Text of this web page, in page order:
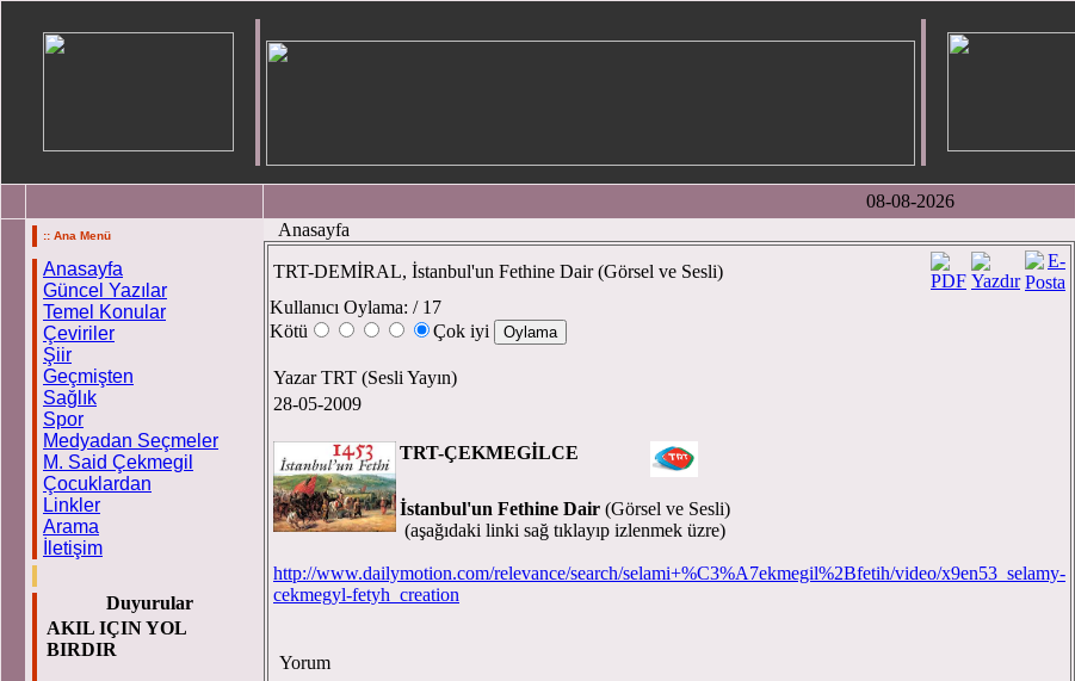
08-08-2026
:: Ana Menü
Anasayfa
Güncel Yazılar
Temel Konular
Çeviriler
Şiir
Geçmişten
Sağlık
Spor
Medyadan Seçmeler
M. Said Çekmegil
Çocuklardan
Linkler
Arama
İletişim
Duyurular
AKIL IÇIN YOL
BIRDIR
Anasayfa
TRT-DEMİRAL, İstanbul'un Fethine Dair (Görsel ve Sesli)
Kullanıcı Oylama: / 17
Kötü
Çok iyi
Yazar TRT (Sesli Yayın)
28-05-2009
TRT-ÇEKMEGİLCE
İstanbul'un Fethine Dair (Görsel ve Sesli)
(aşağıdaki linki sağ tıklayıp izlenmek üzre)
http://www.dailymotion.com/relevance/search/selami+%C3%A7ekmegil%2Bfetih/video/x9en53_selamy-
cekmegyl-fetyh_creation
Yorum